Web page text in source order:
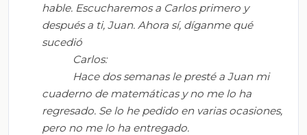
hable. Escucharemos a Carlos primero y
después a ti, Juan. Ahora sí, díganme qué
sucedió
Carlos:
Hace dos semanas le presté a Juan mi
cuaderno de matemáticas y no me lo ha
regresado. Se lo he pedido en varias ocasiones,
pero no me lo ha entregado.